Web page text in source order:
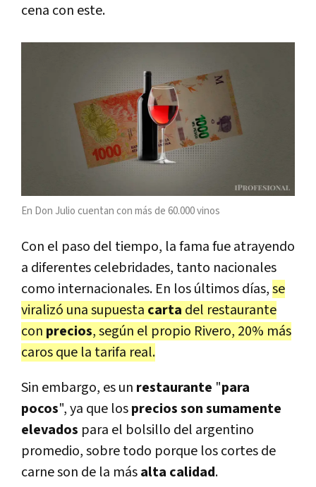
cena con este.
En Don Julio cuentan con más de 60.000 vinos
Con el paso del tiempo, la fama fue atrayendo
a diferentes celebridades, tanto nacionales
como internacionales. En los últimos días,se
viralizó una supuesta carta del restaurante
con precios, según el propio Rivero, 20% más
caros que la tarifa real.
Sin embargo, es un restaurante "para
pocos", ya que losprecios son sumamente
elevados para el bolsillo del argentino
promedio, sobre todo porque los cortes de
carne son de la másalta calidad.